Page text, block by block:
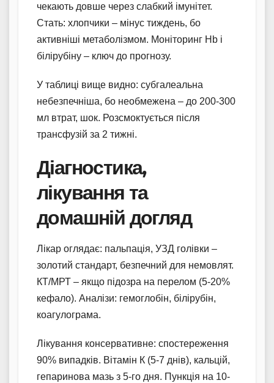
чекають довше через слабкий імунітет.
Стать: хлопчики – мінус тиждень, бо
активніші метаболізмом. Моніторинг Hb і
білірубіну – ключ до прогнозу.
У таблиці вище видно: субгалеальна
небезпечніша, бо необмежена – до 200-300
мл втрат, шок. Розсмоктується після
трансфузій за 2 тижні.
Діагностика,
лікування та
домашній догляд
Лікар оглядає: пальпація, УЗД голівки –
золотий стандарт, безпечний для немовлят.
КТ/МРТ – якщо підозра на перелом (5-20%
кефало). Аналізи: гемоглобін, білірубін,
коагулограма.
Лікування консервативне: спостереження
90% випадків. Вітамін К (5-7 днів), кальцій,
гепаринова мазь з 5-го дня. Пункція на 10-